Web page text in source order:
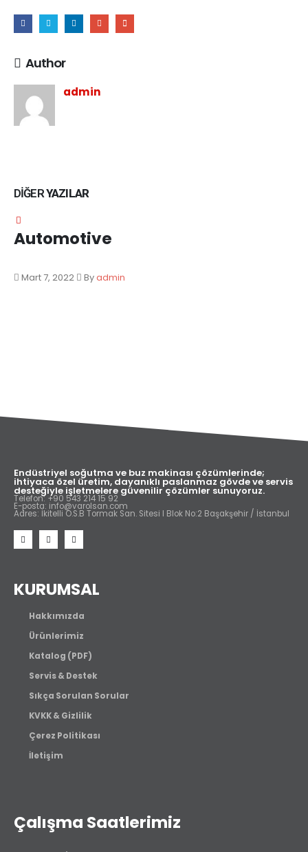
Author
admin
DIĞERYAZILAR
Automotive
Mart 7, 2022 Byadmin
Endüstriyel soğutma ve buz makinası çözümlerinde;
ihtiyaca özel üretim, dayanıklı paslanmaz gövde ve servis
desteğiyle işletmelere güvenilir çözümler sunuyoruz.
Telefon: +90 543 214 15 92
E-posta: info@varolsan.com
Adres: İkitelli O.S.B Tormak San. Sitesi I Blok No:2 Başakşehir / İstanbul
KURUMSAL
Hakkımızda
Ürünlerimiz
Katalog (PDF)
Servis & Destek
Sıkça Sorulan Sorular
KVKK & Gizlilik
Çerez Politikası
İletişim
Çalışma Saatlerimiz